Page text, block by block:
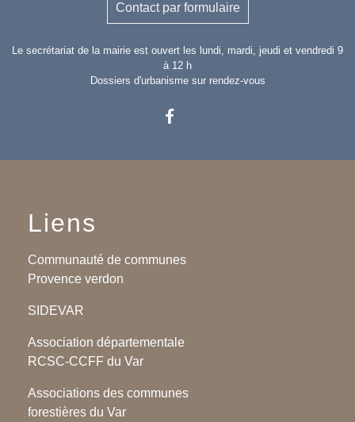
Contact par formulaire
Le secrétariat de la mairie est ouvert les lundi, mardi, jeudi et vendredi 9
à 12 h
Dossiers d'urbanisme sur rendez-vous
Liens
Communauté de communes
Provence verdon
SIDEVAR
Association départementale
RCSC-CCFF du Var
Associations des communes
forestières du Var